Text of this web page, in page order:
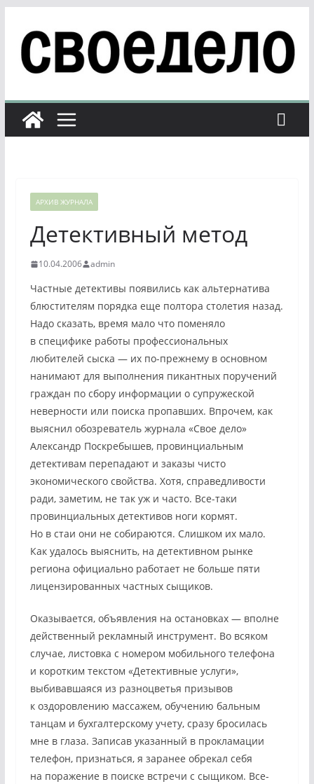
содержимому
АРХИВ ЖУРНАЛА
Детективный метод
10.04.2006 admin
Частные детективы появились как альтернатива
блюстителям порядка еще полтора столетия назад.
Надо сказать, время мало что поменяло
в специфике работы профессиональных
любителей сыска — их по-прежнему в основном
нанимают для выполнения пикантных поручений
граждан по сбору информации о супружеской
неверности или поиска пропавших. Впрочем, как
выяснил обозреватель журнала «Свое дело»
Александр Поскребышев, провинциальным
детективам перепадают и заказы чисто
экономического свойства. Хотя, справедливости
ради, заметим, не так уж и часто. Все-таки
провинциальных детективов ноги кормят.
Но в стаи они не собираются. Слишком их мало.
Как удалось выяснить, на детективном рынке
региона официально работает не больше пяти
лицензированных частных сыщиков.
Оказывается, объявления на остановках — вполне
действенный рекламный инструмент. Во всяком
случае, листовка с номером мобильного телефона
и коротким текстом «Детективные услуги»,
выбивавшаяся из разноцветья призывов
к оздоровлению массажем, обучению бальным
танцам и бухгалтерскому учету, сразу бросилась
мне в глаза. Записав указанный в прокламации
телефон, признаться, я заранее обрекал себя
на поражение в поиске встречи с сыщиком. Все-